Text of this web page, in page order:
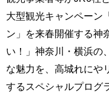
大型観光キャンペーン
ン」を来春開催する神
い！」神奈川・横浜の
な魅力を、高城れにや
するスペシャルプログ